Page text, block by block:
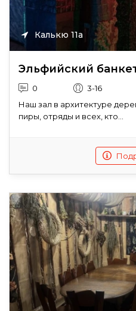
Калькю 11a
Эльфийский
0 3-16
Наш зал в архитектуре
пиры, отряды и всех, кто...